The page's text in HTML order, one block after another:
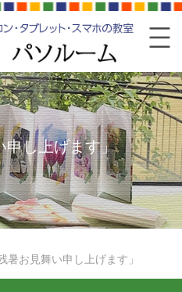
申し上げます」
残暑お見舞い申し上げます」